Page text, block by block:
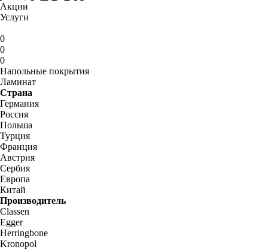
Акции
Услуги
0
0
0
Напольные покрытия
Ламинат
Страна
Германия
Россия
Польша
Турция
Франция
Австрия
Сербия
Европа
Китай
Производитель
Classen
Egger
Herringbone
Kronopol